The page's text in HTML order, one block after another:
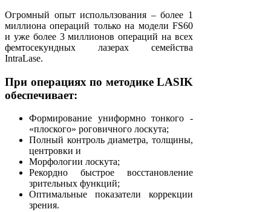
Огромный опыт испольлзования – более 1
миллиона операций только на модели FS60
и уже более 3 миллионов операций на всех
фемтосекундных лазерах семейства
IntraLase.
При операциях по методике LASIK
обеспечивает:
Формирование униформно тонкого -
«плоского» роговичного лоскута;
Полный контроль диаметра, толщины,
центровки и
Морфологии лоскута;
Рекордно быстрое восстановление
зрительных функций;
Оптимальные показатели коррекции
зрения.